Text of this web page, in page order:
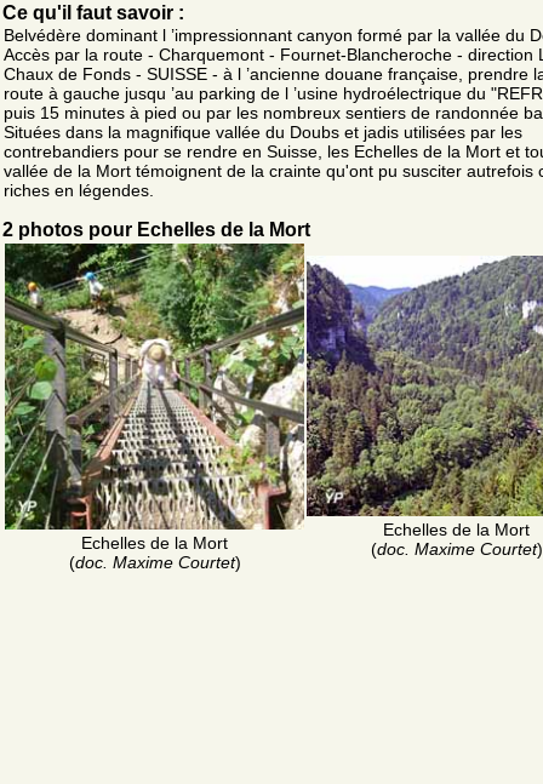
Ce qu'il faut savoir :
Belvédère dominant l ’impressionnant canyon formé par la vallée du
Accès par la route - Charquemont - Fournet-Blancheroche - direction
Chaux de Fonds - SUISSE - à l ’ancienne douane française, prendre
route à gauche jusqu ’au parking de l ’usine hydroélectrique du
puis 15 minutes à pied ou par les nombreux sentiers de randonnée
Situées dans la magnifique vallée du Doubs et jadis utilisées par les
contrebandiers pour se rendre en Suisse, les Echelles de la Mort et
vallée de la Mort témoignent de la crainte qu'ont pu susciter autrefois
riches en légendes.
2 photos pour Echelles de la Mort
Echelles de la Mort
(doc. Maxime Courtet)
Echelles de la Mort
(doc. Maxime Courtet)